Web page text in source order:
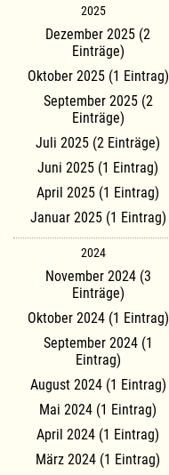
2025
Dezember 2025 (2
Einträge)
Oktober 2025 (1 Eintrag)
September 2025 (2
Einträge)
Juli 2025 (2 Einträge)
Juni 2025 (1 Eintrag)
April 2025 (1 Eintrag)
Januar 2025 (1 Eintrag)
2024
November 2024 (3
Einträge)
Oktober 2024 (1 Eintrag)
September 2024 (1
Eintrag)
August 2024 (1 Eintrag)
Mai 2024 (1 Eintrag)
April 2024 (1 Eintrag)
März 2024 (1 Eintrag)